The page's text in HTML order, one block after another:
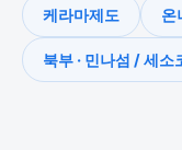
케라마제도 온
북부 · 민나섬 / 세소